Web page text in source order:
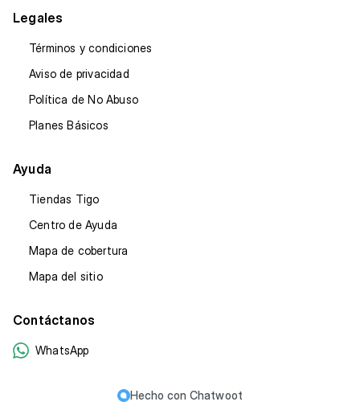
Legales
Términos y condiciones
Aviso de privacidad
Política de No Abuso
Planes Básicos
Ayuda
Tiendas Tigo
Centro de Ayuda
Mapa de cobertura
Mapa del sitio
Contáctanos
WhatsApp
Hecho con Chatwoot